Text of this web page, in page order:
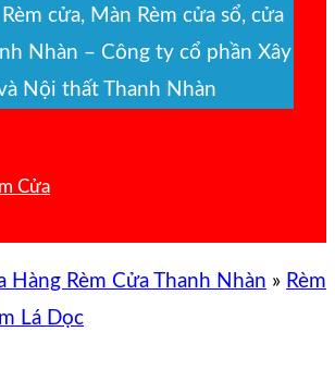
cửa, Màn Rèm cửa sổ, cửa
Nhàn – Công ty cổ phần Xây
Nội thất Thanh Nhàn
Cửa
Hàng Rèm Cửa Thanh Nhàn » Rèm
Lá Dọc